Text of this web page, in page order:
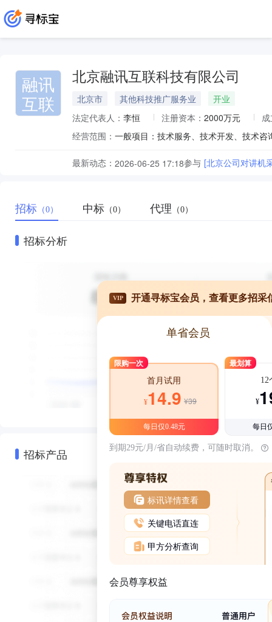
融讯
互联
北京融讯互联科技有限公司
北京市 其他科技推广服务业
开业
法定代表人： 李恒 注册资本： 2000万元
经营范围：
最新动态： 2026-06-25 17:18参与 [北京公司对讲机
招标 （0） 中标 （0） 代理 （0）
招标分析
招标产品
VIP 开通寻标宝会员，查看更多招采
单省会员
限购一次
首月试用
¥14.9 ¥39
每日仅0.48元
最划算
12
¥
每日
到期29元/月/省自动续费，可随时取消。
标讯详情查看
关键电话直连
甲方分析查询
会员尊享权益